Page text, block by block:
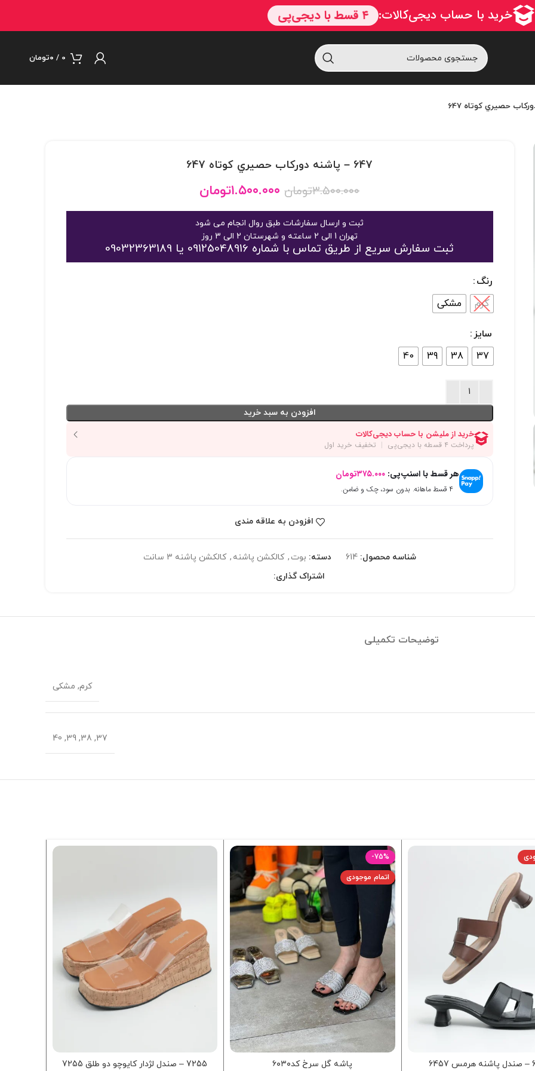
0
/ ۰تومان
647 – پاشنه دورکاب حصيري کوتاه 647
۳.۵۰۰.۰۰۰تومان ۱.۵۰۰.۰۰۰تومان
ثبت و ارسال سفارشات طبق روال انجام می شود
تهران 1 الی 2 ساعته و شهرستان 2 الی 3 روز
ثبت سفارش سریع از طریق تماس با شماره 09125048916 یا 09032363189
رنگ
کرم
مشکی
سایز
37
38
39
40
افزودن به سبد خرید
هر قسط با اسنپ‌پی:۳۷۵.۰۰۰تومان
۴ قسط ماهانه. بدون سود، چک و ضامن.
افزودن به علاقه مندی
شناسه محصول:614 دسته: بوت , کالکشن پاشنه , کالکشن پاشنه 3 سانت
اشتراک گذاری:
توضیحات تکمیلی
کرم, مشکی
37, 38, 39, 40
-75%
اتمام موجودی
پاشه گل سرخ کد۶۰۳۰
7255 – صندل لژدار کايوچو دو طلق 7255